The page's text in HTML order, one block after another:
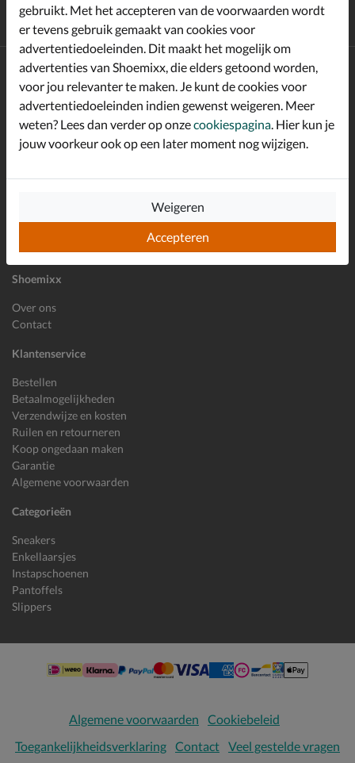
Gratisverzending en retour*
Achterafbetalen
Shoemixx
Over ons
Contact
Klantenservice
Bestellen
Betaalmogelijkheden
Verzendwijze en kosten
Ruilen en retourneren
Koop ongedaan maken
Garantie
Algemene voorwaarden
Categorieën
Sneakers
Enkellaarsjes
Instapschoenen
Pantoffels
Slippers
Altijd op de hoogte zijn?
Schrijf je in voor de Shoemixx nieuwsbrief en ontvang €10,-
welkomstkorting!
Inschrijven
Algemene voorwaarden
Cookiebeleid
Toegankelijkheidsverklaring Contact Veel gestelde vragen
gebruikt. Met het accepteren van de voorwaarden wordt
er tevens gebruik gemaakt van cookies voor
advertentiedoeleinden. Dit maakt het mogelijk om
advertenties van Shoemixx, die elders getoond worden,
voor jou relevanter te maken. Je kunt de cookies voor
advertentiedoeleinden indien gewenst weigeren. Meer
weten? Lees dan verder op onzecookiespagina. Hier kun je
jouw voorkeur ook op een later moment nog wijzigen.
Accepteren
Weigeren